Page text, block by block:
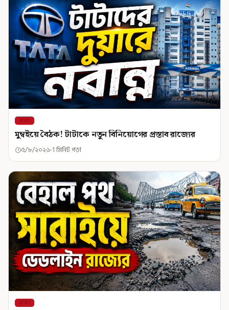
রাজ্য
মুম্বইয়ে বৈঠক! টাটাকে নতুন বিনিয়োগের প্রস্তাব রাজ্যের
৫/৮/২০২৬ 1 মিনিট পড়া
রাজ্য